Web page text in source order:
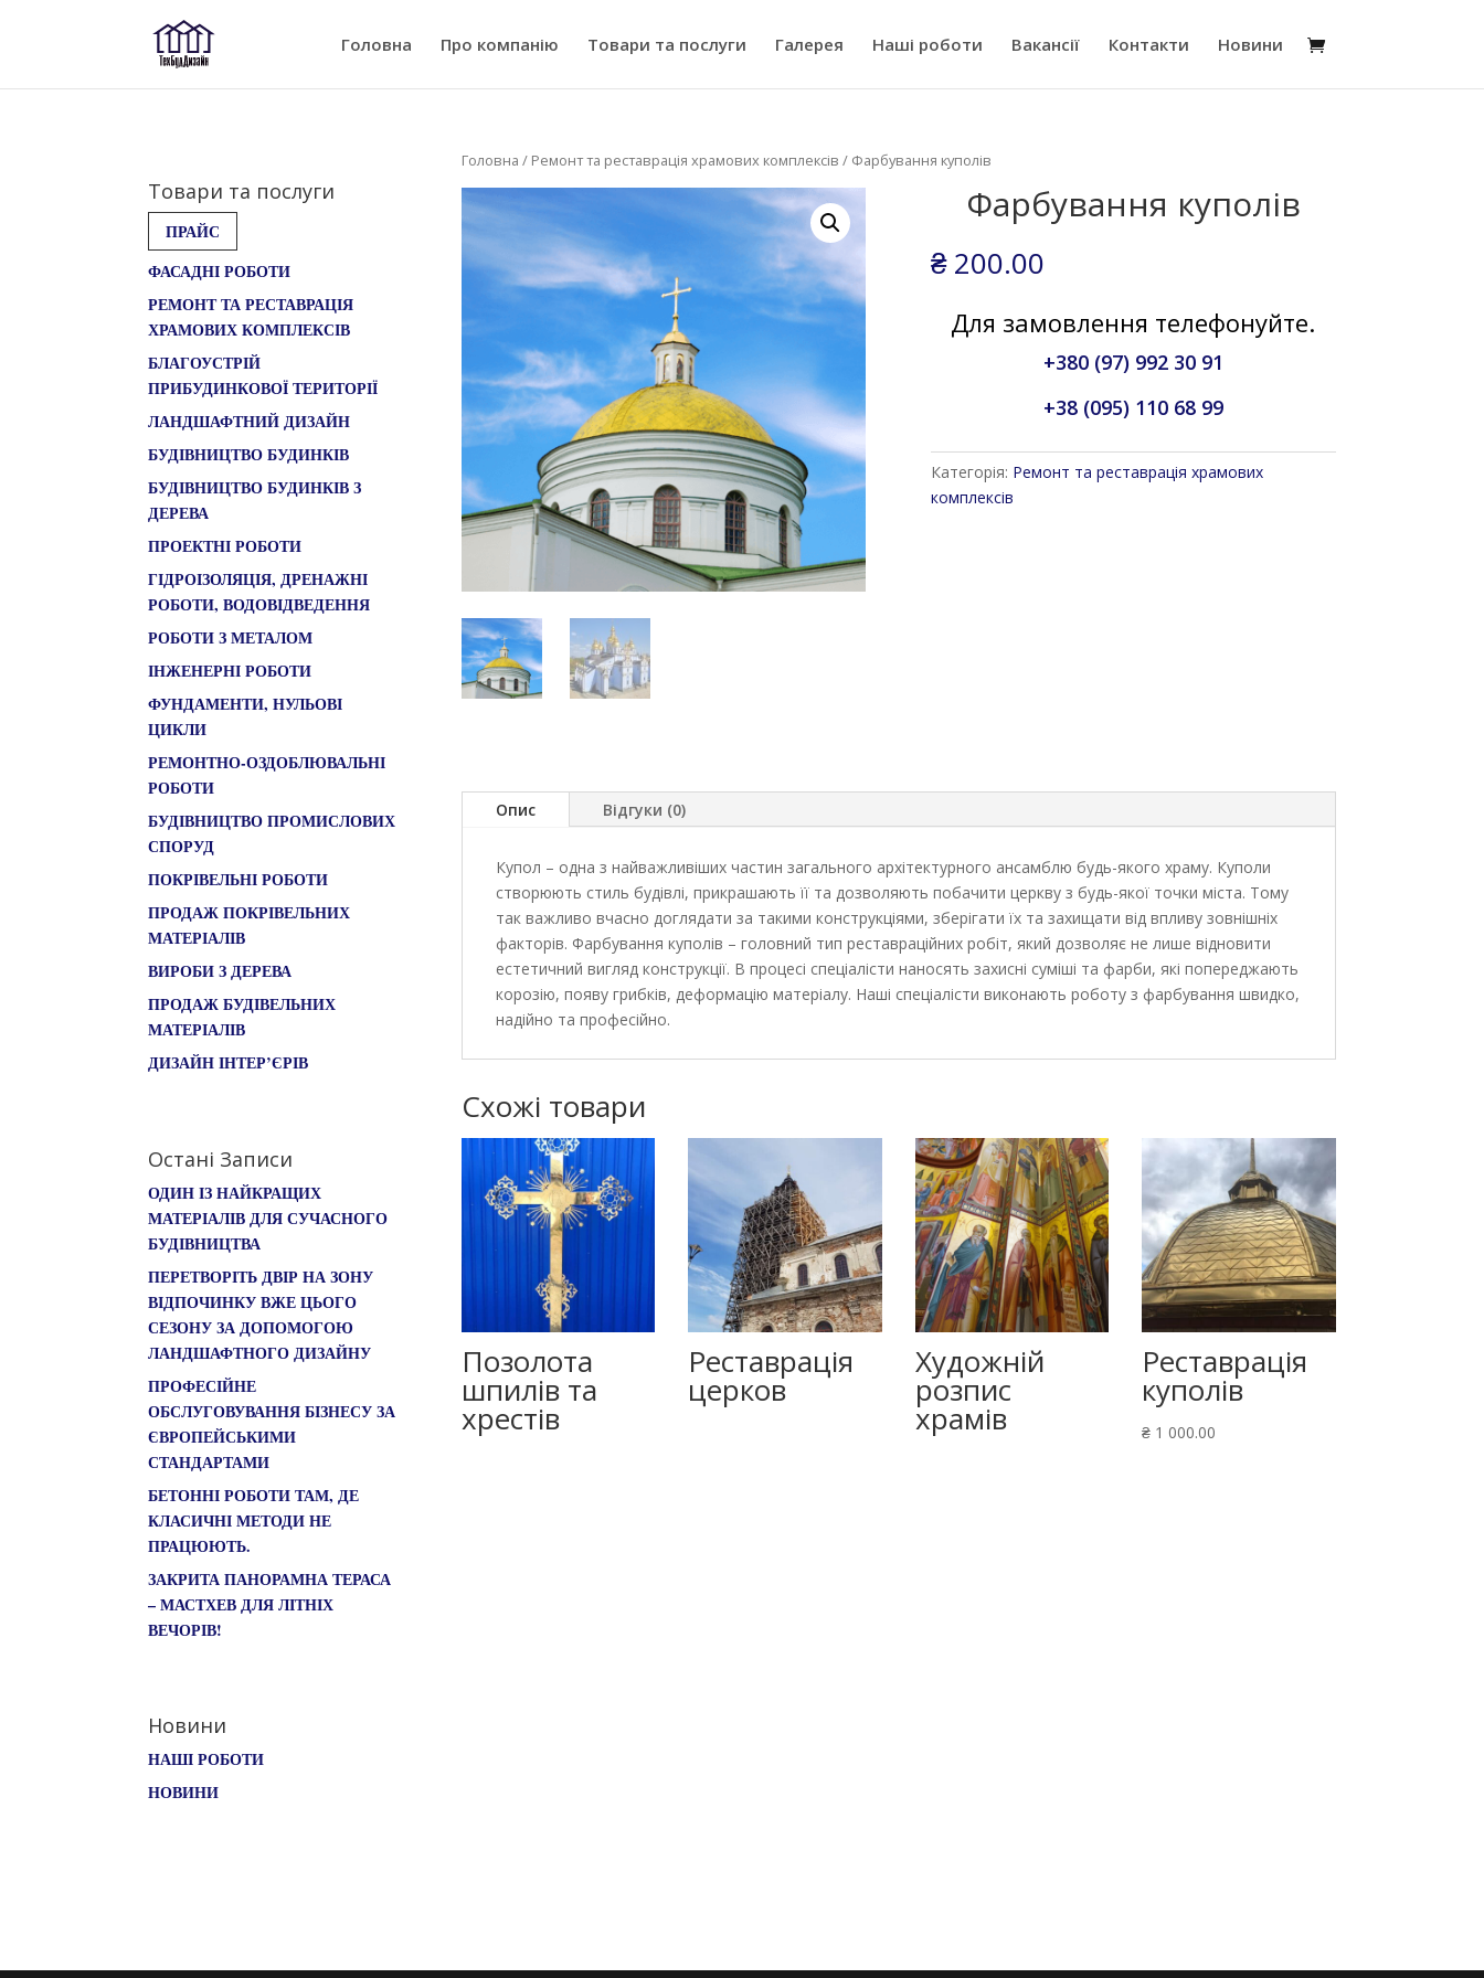
Головна Про компанію Товари та послуги Галерея Наші роботи Вакансії Контакти Новини
Товари та послуги
ПРАЙС
ФАСАДНІ РОБОТИ
РЕМОНТ ТА РЕСТАВРАЦІЯ
ХРАМОВИХ КОМПЛЕКСІВ
БЛАГОУСТРІЙ
ПРИБУДИНКОВОЇ ТЕРИТОРІЇ
ЛАНДШАФТНИЙ ДИЗАЙН
БУДІВНИЦТВО БУДИНКІВ
БУДІВНИЦТВО БУДИНКІВ З
ДЕРЕВА
ПРОЕКТНІ РОБОТИ
ГІДРОІЗОЛЯЦІЯ, ДРЕНАЖНІ
РОБОТИ, ВОДОВІДВЕДЕННЯ
РОБОТИ З МЕТАЛОМ
ІНЖЕНЕРНІ РОБОТИ
ФУНДАМЕНТИ, НУЛЬОВІ
ЦИКЛИ
РЕМОНТНО-ОЗДОБЛЮВАЛЬНІ
РОБОТИ
БУДІВНИЦТВО ПРОМИСЛОВИХ
СПОРУД
ПОКРІВЕЛЬНІ РОБОТИ
ПРОДАЖ ПОКРІВЕЛЬНИХ
МАТЕРІАЛІВ
ВИРОБИ З ДЕРЕВА
ПРОДАЖ БУДІВЕЛЬНИХ
МАТЕРІАЛІВ
ДИЗАЙН ІНТЕР’ЄРІВ
Остані Записи
ОДИН ІЗ НАЙКРАЩИХ
МАТЕРІАЛІВ ДЛЯ СУЧАСНОГО
БУДІВНИЦТВА
ПЕРЕТВОРІТЬ ДВІР НА ЗОНУ
ВІДПОЧИНКУ ВЖЕ ЦЬОГО
СЕЗОНУ ЗА ДОПОМОГОЮ
ЛАНДШАФТНОГО ДИЗАЙНУ
ПРОФЕСІЙНЕ
ОБСЛУГОВУВАННЯ БІЗНЕСУ ЗА
ЄВРОПЕЙСЬКИМИ
СТАНДАРТАМИ
БЕТОННІ РОБОТИ ТАМ, ДЕ
КЛАСИЧНІ МЕТОДИ НЕ
ПРАЦЮЮТЬ.
ЗАКРИТА ПАНОРАМНА ТЕРАСА
– МАСТХЕВ ДЛЯ ЛІТНІХ
ВЕЧОРІВ!
Новини
НАШІ РОБОТИ
НОВИНИ
Головна / Ремонт та реставрація храмових комплексів / Фарбування куполів
Фарбування куполів
₴200.00
Для замовлення телефонуйте.
+380 (97) 992 30 91
+38 (095) 110 68 99
Категорія: Ремонт та реставрація храмових
комплексів
Опис Відгуки (0)
Купол – одна з найважливіших частин загального архітектурного ансамблю будь-якого храму. Куполи
створюють стиль будівлі, прикрашають її та дозволяють побачити церкву з будь-якої точки міста. Тому
так важливо вчасно доглядати за такими конструкціями, зберігати їх та захищати від впливу зовнішніх
факторів. Фарбування куполів – головний тип реставраційних робіт, який дозволяє не лише відновити
естетичний вигляд конструкції. В процесі спеціалісти наносять захисні суміші та фарби, які попереджають
корозію, появу грибків, деформацію матеріалу. Наші спеціалісти виконають роботу з фарбування швидко,
надійно та професійно.
Схожі товари
Позолота
шпилів та
хрестів
Реставрація
церков
Художній
розпис
храмів
Реставрація
куполів
₴ 1 000.00